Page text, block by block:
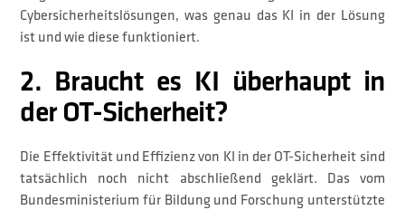
Cybersicherheitslösungen, was genau das KI in der Lösung
ist und wie diese funktioniert.
2. Braucht es KI überhaupt in
der OT-Sicherheit?
Die Effektivität und Effizienz von KI in der OT-Sicherheit sind
tatsächlich noch nicht abschließend geklärt. Das vom
Bundesministerium für Bildung und Forschung unterstützte